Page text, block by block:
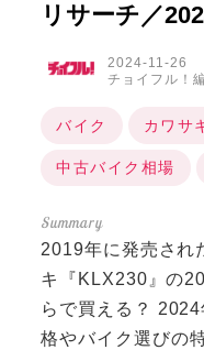
リサーチ／
2024-11-26
チョイフル！
バイク カワサ
中古バイク相場
2019年に発売され
キ『KLX230』の
らで買える？
格やバイク選びの